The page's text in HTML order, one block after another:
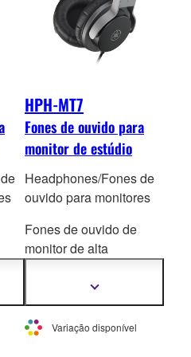
HPH-MT7
Fones de ouvido para
monitor de estúdio
Headphones/Fones de
ouvido para monitores
Fones de ouvido de
monitor de alta
reproduzem até as
nuances mais sutis do
som da fonte. Além de
Mostrar
Variação disponível